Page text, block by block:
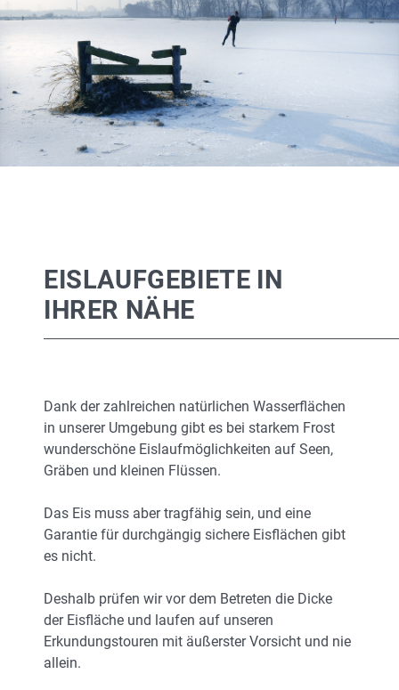
EISLAUFGEBIETE IN
IHRER NÄHE
Dank der zahlreichen natürlichen Wasserflächen
in unserer Umgebung gibt es bei starkem Frost
wunderschöne Eislaufmöglichkeiten auf Seen,
Gräben und kleinen Flüssen.
Das Eis muss aber tragfähig sein, und eine
Garantie für durchgängig sichere Eisflächen gibt
es nicht.
Deshalb prüfen wir vor dem Betreten die Dicke
der Eisfläche und laufen auf unseren
Erkundungstouren mit äußerster Vorsicht und nie
allein.